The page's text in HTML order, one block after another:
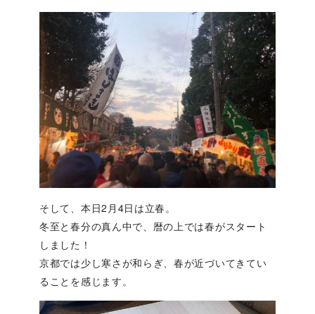
そして、本日2月4日は立春。
冬至と春分の真ん中で、暦の上では春がスタート
しました！
京都では少し寒さが和らぎ、春が近づいてきてい
ることを感じます。